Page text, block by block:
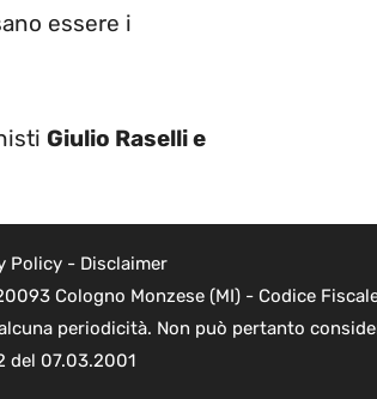
essere i
Giulio Raselli e
Policy- Disclaimer
Cologno Monzese (MI) - Codice
periodicità. Non può pertanto
del 07.03.2001